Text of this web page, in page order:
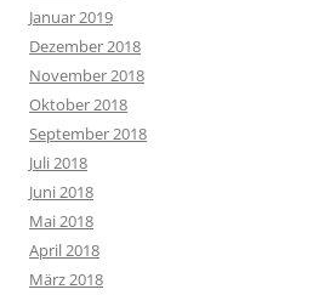
Januar 2019
Dezember 2018
November 2018
Oktober 2018
September 2018
Juli 2018
Juni 2018
Mai 2018
April 2018
März 2018